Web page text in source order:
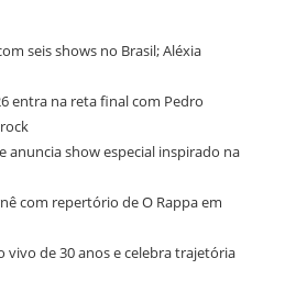
seis shows no Brasil; Aléxia
entra na reta final com Pedro
anuncia show especial inspirado na
com repertório de O Rappa em
vivo de 30 anos e celebra trajetória